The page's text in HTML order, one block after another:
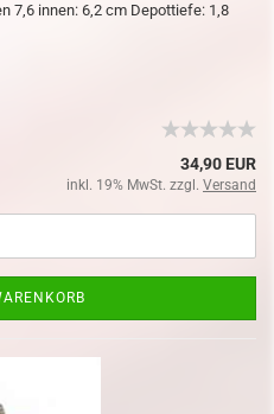
7,6 innen: 6,2 cm Depottiefe: 1,8
34,90 EUR
inkl. 19% MwSt. zzgl. Versand